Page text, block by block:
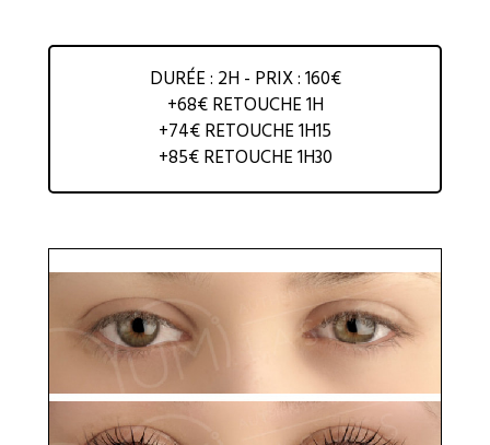
d
DURÉE : 2H - PRIX : 160€
+68€ RETOUCHE 1H
+74€ RETOUCHE 1H15
+85€ RETOUCHE 1H30